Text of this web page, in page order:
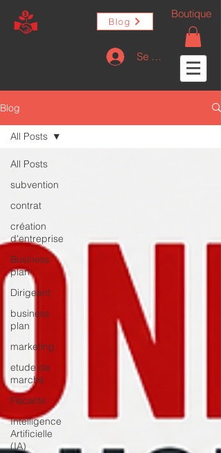
Blog
Se connecter
Boutique
Blog
All Posts
subvention
contrat
création
d'entreprise
Business
plan
Dirigeant
business
plan
marketing
etude de
marché
Fiscalité
Intelligence
Artificielle
(IA)
All Posts